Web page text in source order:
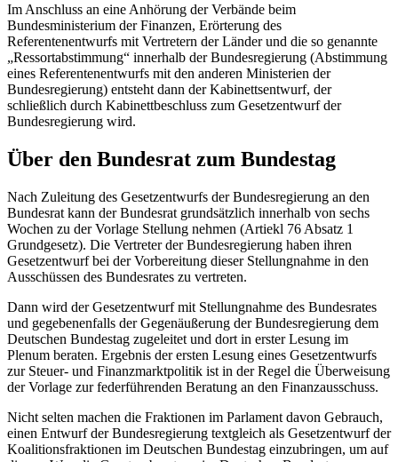
Im Anschluss an eine Anhörung der Verbände beim
Bundesministerium der Finanzen, Erörterung des
Referentenentwurfs mit Vertretern der Länder und die so genannte
„Ressortabstimmung“ innerhalb der Bundesregierung (Abstimmung
eines Referentenentwurfs mit den anderen Ministerien der
Bundesregierung) entsteht dann der Kabinettsentwurf, der
schließlich durch Kabinettbeschluss zum Gesetzentwurf der
Bundesregierung wird.
Über den Bundesrat zum Bundestag
Nach Zuleitung des Gesetzentwurfs der Bundesregierung an den
Bundesrat kann der Bundesrat grundsätzlich innerhalb von sechs
Wochen zu der Vorlage Stellung nehmen (Artiekl 76 Absatz 1
Grundgesetz). Die Vertreter der Bundesregierung haben ihren
Gesetzentwurf bei der Vorbereitung dieser Stellungnahme in den
Ausschüssen des Bundesrates zu vertreten.
Dann wird der Gesetzentwurf mit Stellungnahme des Bundesrates
und gegebenenfalls der Gegenäußerung der Bundesregierung dem
Deutschen Bundestag zugeleitet und dort in erster Lesung im
Plenum beraten. Ergebnis der ersten Lesung eines Gesetzentwurfs
zur Steuer- und Finanzmarktpolitik ist in der Regel die Überweisung
der Vorlage zur federführenden Beratung an den Finanzausschuss.
Nicht selten machen die Fraktionen im Parlament davon Gebrauch,
einen Entwurf der Bundesregierung textgleich als Gesetzentwurf der
Koalitionsfraktionen im Deutschen Bundestag einzubringen, um auf